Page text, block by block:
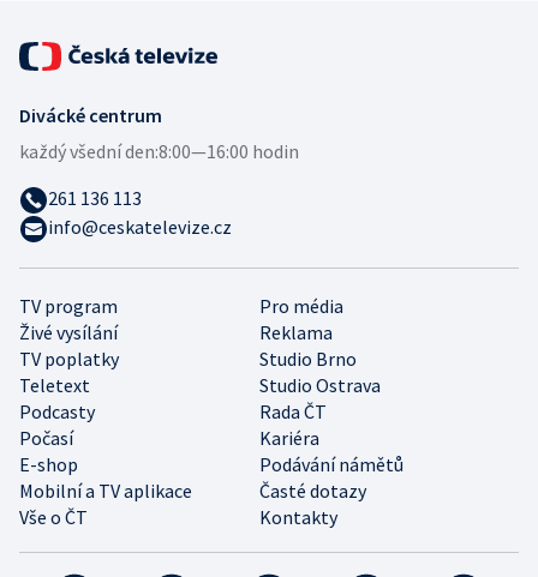
TV program
Pro média
Živé vysílání
Reklama
TV poplatky
Studio Brno
Teletext
Studio Ostrava
Podcasty
Rada ČT
Počasí
Kariéra
E-shop
Podávání námětů
Mobilní a TV aplikace
Časté dotazy
Vše o ČT
Kontakty
Divácké centrum
každý všední den:8:00—16:00 hodin
261 136 113
info@ceskatelevize.cz